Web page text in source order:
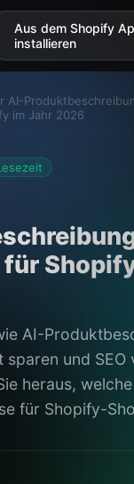
Aus dem Shopify
installieren
AI-
im Jahr 2026
AI-
sparen und SEO
heraus,
für Shopify-